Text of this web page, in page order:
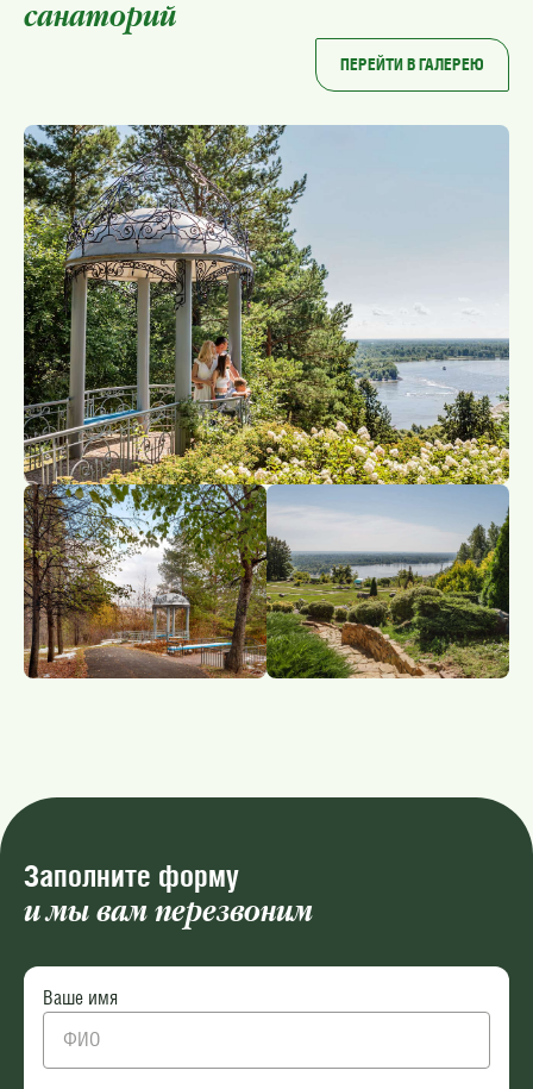
санаторий
ПЕРЕЙТИ В ГАЛЕРЕЮ
Заполните форму
и мы вам перезвоним
Ваше имя